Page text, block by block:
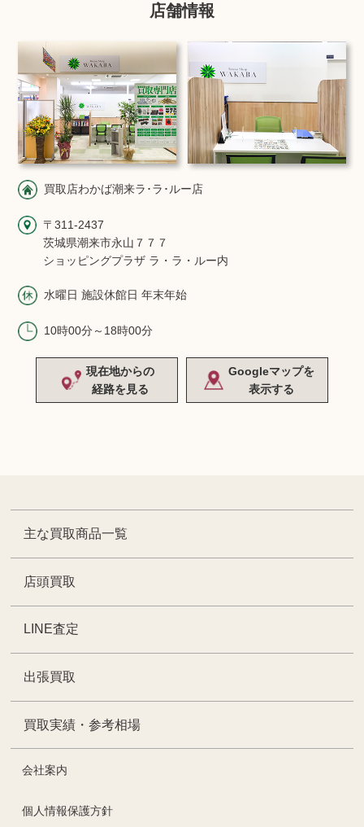
店舗情報
買取店わかば潮来ラ･ラ･ルー店
〒311-2437
茨城県潮来市永山７７７
ショッピングプラザ ラ・ラ・ルー内
水曜日 施設休館日 年末年始
10時00分～18時00分
現在地からの
経路を見る
Googleマップを
表示する
主な買取商品一覧
店頭買取
LINE査定
出張買取
買取実績・参考相場
会社案内
個人情報保護方針